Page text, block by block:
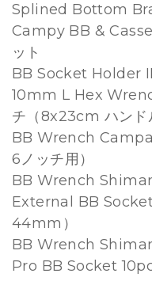
Splined Bottom
Campy BB &
ット
BB Socket Holder
10mm L Hex
チ（8x23cm ハンド
BB Wrench
6ノッチ用）
BB Wrench
External BB Socket
44mm）
BB Wrench
Pro BB Socket